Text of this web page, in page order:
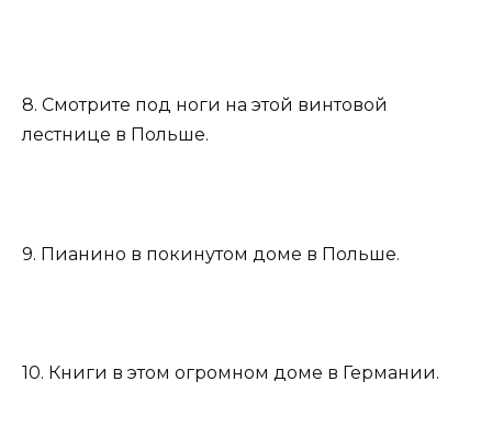
8. Смотрите под ноги на этой винтовой
лестнице в Польше.
9. Пианино в покинутом доме в Польше.
10. Книги в этом огромном доме в Германии.